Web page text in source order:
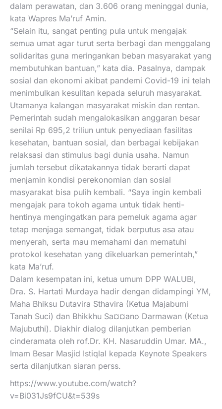
dalam perawatan, dan 3.606 orang meninggal dunia,
kata Wapres Ma’ruf Amin.
“Selain itu, sangat penting pula untuk mengajak
semua umat agar turut serta berbagi dan menggalang
solidaritas guna meringankan beban masyarakat yang
membutuhkan bantuan,” kata dia. Pasalnya, dampak
sosial dan ekonomi akibat pandemi Covid-19 ini telah
menimbulkan kesulitan kepada seluruh masyarakat.
Utamanya kalangan masyarakat miskin dan rentan.
Pemerintah sudah mengalokasikan anggaran besar
senilai Rp 695,2 triliun untuk penyediaan fasilitas
kesehatan, bantuan sosial, dan berbagai kebijakan
relaksasi dan stimulus bagi dunia usaha. Namun
jumlah tersebut dikatakannya tidak berarti dapat
menjamin kondisi perekonomian dan sosial
masyarakat bisa pulih kembali. “Saya ingin kembali
mengajak para tokoh agama untuk tidak henti-
hentinya mengingatkan para pemeluk agama agar
tetap menjaga semangat, tidak berputus asa atau
menyerah, serta mau memahami dan mematuhi
protokol kesehatan yang dikeluarkan pemerintah,”
kata Ma’ruf.
Dalam kesempatan ini, ketua umum DPP WALUBI,
Dra. S. Hartati Murdaya hadir dengan didampingi YM,
Maha Bhiksu Dutavira Sthavira (Ketua Majabumi
Tanah Suci) dan Bhikkhu Sa¤¤ano Darmawan (Ketua
Majubuthi). Diakhir dialog dilanjutkan pemberian
cinderamata oleh rof.Dr. KH. Nasaruddin Umar. MA.,
Imam Besar Masjid Istiqlal kepada Keynote Speakers
serta dilanjutkan siaran perss.
https://www.youtube.com/watch?
v=Bi031Js9fCU&t=539s